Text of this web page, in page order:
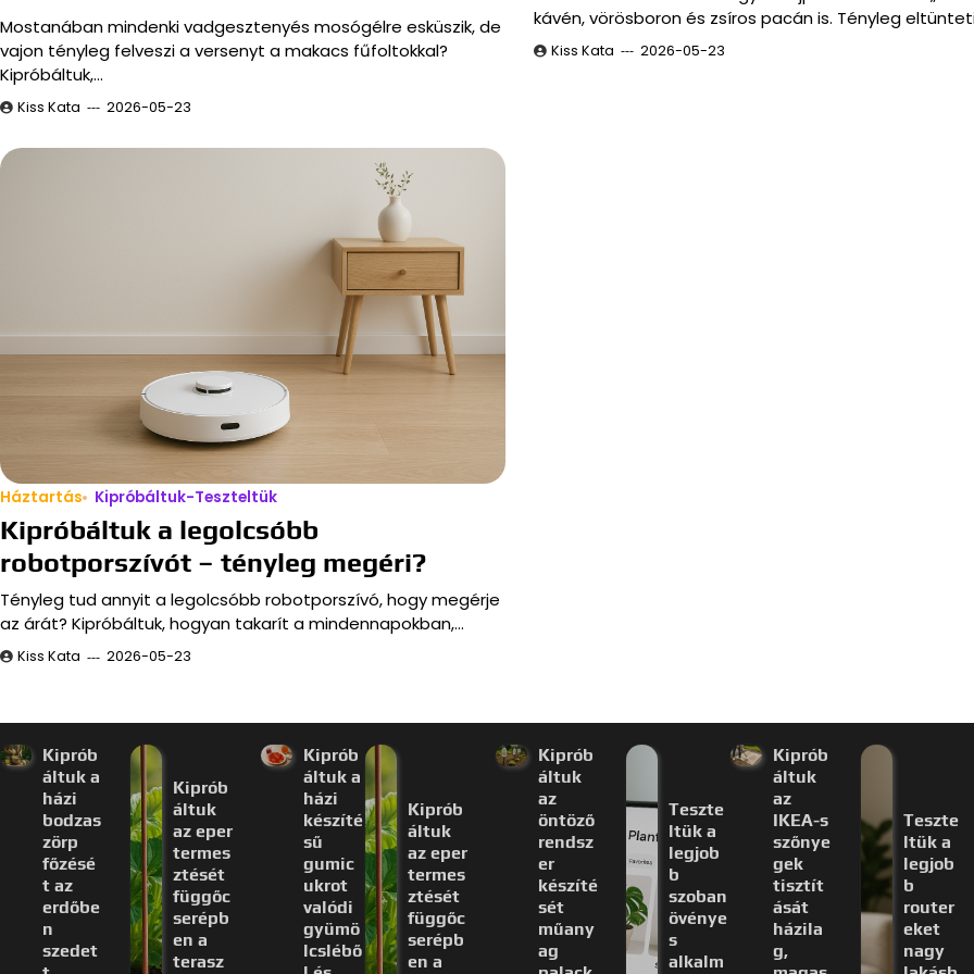
Mostanában mindenki vadgesztenyés mosógélre esküszik, de
vajon tényleg felveszi a versenyt a makacs fűfoltokkal?
Kipróbáltuk,…
Kiss Kata 2026-05-23
kávén, vörösboron és zsíros pacán is. Tényleg
Kiss Kata 2026-05-23
Háztartás Kipróbáltuk-Teszteltük
Kipróbáltuk a legolcsóbb
robotporszívót – tényleg megéri?
Tényleg tud annyit a legolcsóbb robotporszívó, hogy megérje
az árát? Kipróbáltuk, hogyan takarít a mindennapokban,…
Kiss Kata 2026-05-23
Kiprób
áltuk a
házi
bodzas
zörp
főzésé
t az
erdőbe
n
szedet
Kiprób
áltuk
az eper
termes
ztését
függőc
serépb
en a
terasz
Kiprób
áltuk a
házi
készíté
sű
gumic
ukrot
valódi
gyümö
lcslébő
Kiprób
áltuk
az eper
termes
ztését
függőc
serépb
en a
Kiprób
áltuk
az
öntöző
rendsz
er
készíté
sét
műany
ag
Teszte
ltük a
legjob
b
szoban
övénye
s
alkalm
Kiprób
áltuk
az
IKEA-s
szőnye
gek
tisztít
ását
házila
g,
Teszte
ltük a
legjob
b
router
eket
nagy